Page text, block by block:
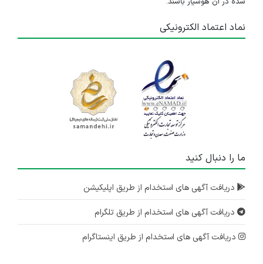
نماد اعتماد الکترونیکی
ما را دنبال کنید
دریافت آگهی های استخدام از طریق اپلیکیشن
دریافت آگهی های استخدام از طریق تلگرام
دریافت آگهی های استخدام از طریق اینستاگرام